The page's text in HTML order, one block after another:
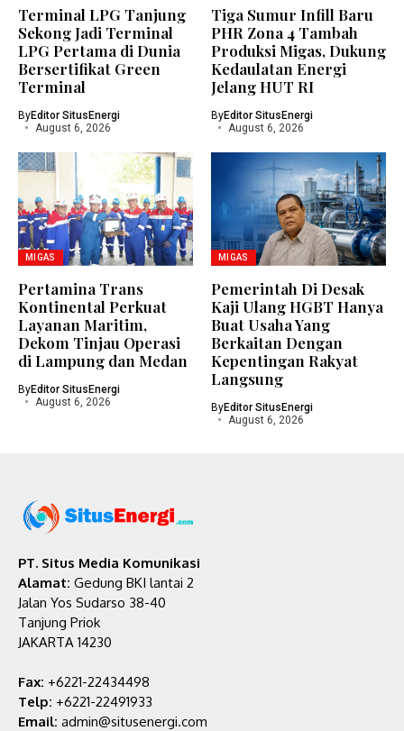
Terminal LPG Tanjung
Sekong Jadi Terminal
LPG Pertama di Dunia
Bersertifikat Green
Terminal
ByEditor SitusEnergi
August 6, 2026
Tiga Sumur Infill Baru
PHR Zona 4 Tambah
Produksi Migas, Dukung
Kedaulatan Energi
Jelang HUT RI
ByEditor SitusEnergi
August 6, 2026
MIGAS
Pertamina Trans
Kontinental Perkuat
Layanan Maritim,
Dekom Tinjau Operasi
di Lampung dan Medan
ByEditor SitusEnergi
August 6, 2026
MIGAS
Pemerintah Di Desak
Kaji Ulang HGBT Hanya
Buat Usaha Yang
Berkaitan Dengan
Kepentingan Rakyat
Langsung
ByEditor SitusEnergi
August 6, 2026
PT. Situs Media Komunikasi
Alamat: Gedung BKI lantai 2
Jalan Yos Sudarso 38-40
Tanjung Priok
JAKARTA 14230
Fax: +6221-22434498
Telp: +6221-22491933
Email: admin@situsenergi.com